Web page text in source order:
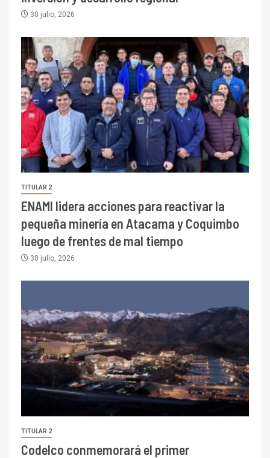
30 julio, 2026
TITULAR 2
ENAMI lidera acciones para reactivar la
pequeña minería en Atacama y Coquimbo
luego de frentes de mal tiempo
30 julio, 2026
TITULAR 2
Codelco conmemorará el primer